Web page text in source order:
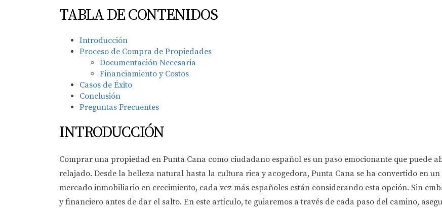
TABLA DE CONTENIDOS
Introducción
Proceso de Compra de Propiedades
Documentación Necesaria
Financiamiento y Costos
Casos de Éxito
Conclusión
Preguntas Frecuentes
INTRODUCCIÓN
Comprar una propiedad en Punta Cana como ciudadano español es un paso emocionante que puede
relajado. Desde la belleza natural hasta la cultura rica y acogedora, Punta Cana se ha convertido en
mercado inmobiliario en crecimiento, cada vez más españoles están considerando esta opción. Sin
y financiero antes de dar el salto. En este artículo, te guiaremos a través de cada paso del camino,